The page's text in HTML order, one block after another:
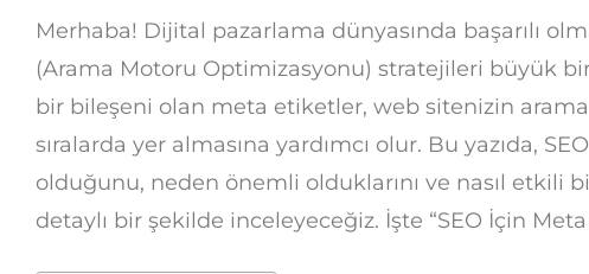
Merhaba! Dijital pazarlama dünyasında başarılı
(Arama Motoru Optimizasyonu) stratejileri büyük bir
bir bileşeni olan meta etiketler, web sitenizin
sıralarda yer almasına yardımcı olur. Bu yazıda,
olduğunu, neden önemli olduklarını ve nasıl etkili
detaylı bir şekilde inceleyeceğiz. İşte “SEO İçin